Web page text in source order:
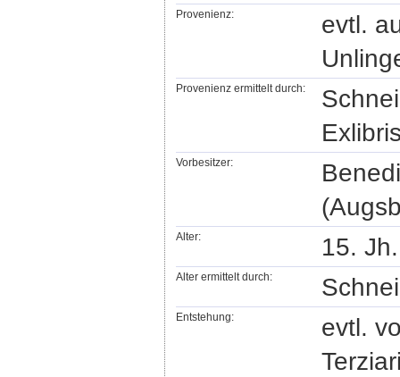
Provenienz:
evtl.
Provenienz ermittelt durch:
Vorbesitzer:
Alter: 15.
Alter ermittelt durch:
Entstehung:
evtl.